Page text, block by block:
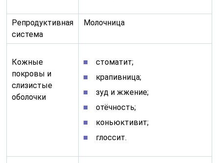
Репродуктивная
система
Молочница
Кожные
покровы и
слизистые
оболочки
стоматит;
крапивница;
зуд и жжение;
отёчность;
коньюктивит;
глоссит.